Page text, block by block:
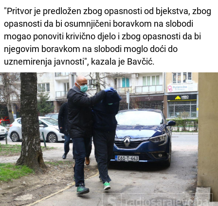
"Pritvor je predložen zbog opasnosti od bjekstva, zbog
opasnosti da bi osumnjičeni boravkom na slobodi
mogao ponoviti krivično djelo i zbog opasnosti da bi
njegovim boravkom na slobodi moglo doći do
uznemirenja javnosti", kazala je Bavčić.